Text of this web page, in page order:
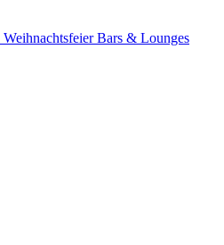
WeihnachtsfeierBars & Lounges